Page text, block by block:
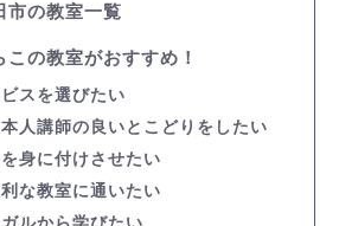
市の教室一覧
の教室がおすすめ！
スを選びたい
人講師の良いとこどりをしたい
身に付けさせたい
な教室に通いたい